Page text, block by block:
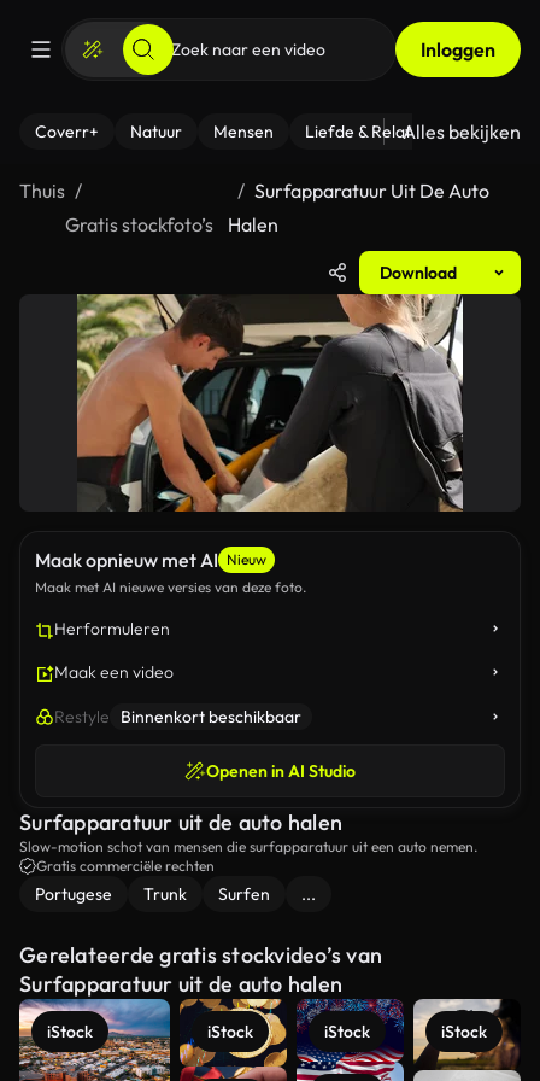
Inloggen
Coverr+ Natuur Mensen Liefde & Relaties - Fitness
Alles bekijken
Thuis
Gratis stockfoto’s
Surfapparatuur Uit De Auto
Halen
Download
Maak opnieuw met AI Nieuw
Maak met AI nieuwe versies van deze foto.
Herformuleren
Maak een video
Restyle Binnenkort beschikbaar
Openen in AI Studio
Surfapparatuur uit de auto halen
Slow-motion schot van mensen die surfapparatuur uit een auto nemen.
Gratis commerciële rechten
Portugese Trunk Surfen ...
Gerelateerde gratis stockvideo’s van
Surfapparatuur uit de auto halen
iStock iStock iStock iStock